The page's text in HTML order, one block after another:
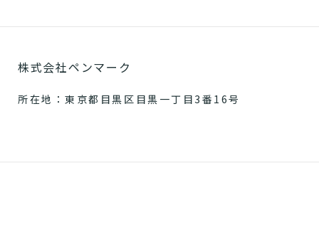
株式会社ペンマーク
所在地：東京都目黒区目黒一丁目3番16号